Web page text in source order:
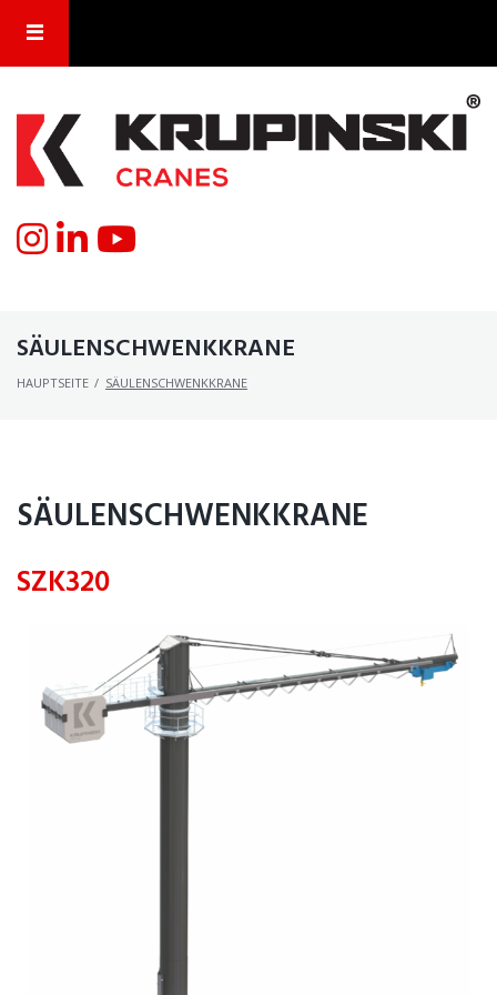
SÄULENSCHWENKKRANE
HAUPTSEITE / SÄULENSCHWENKKRANE
SÄULENSCHWENKKRANE
SZK320